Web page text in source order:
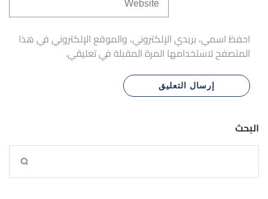
احفظ اسمي، بريدي الإلكتروني، والموقع الإلكتروني في هذا
المتصفح لاستخدامها المرة المقبلة في تعليقي.
البحث